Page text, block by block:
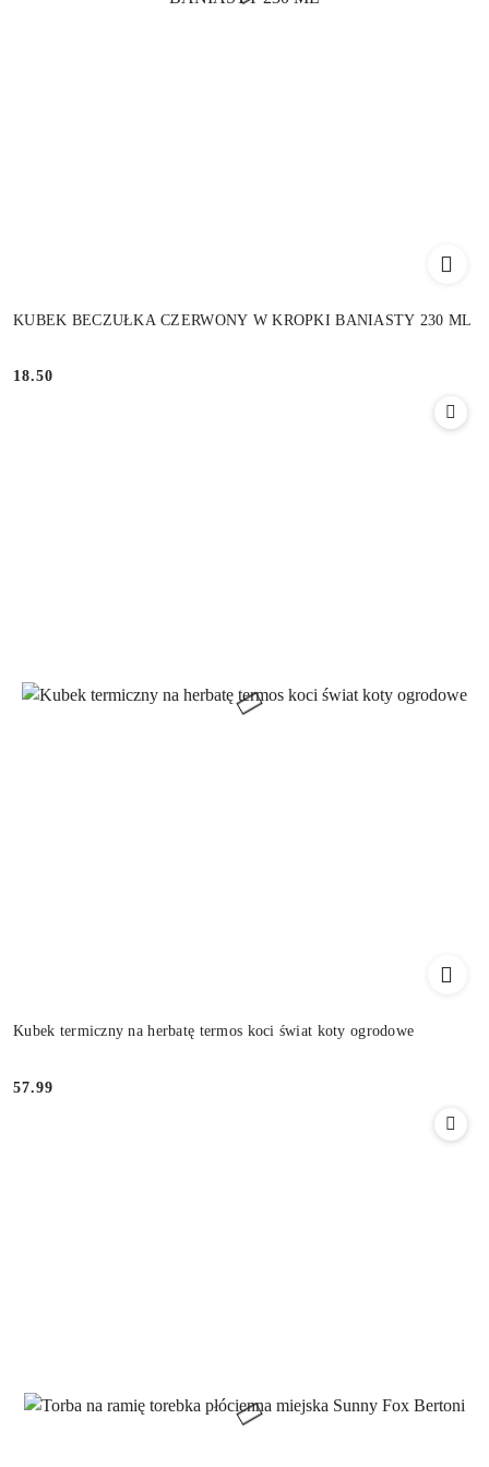
KUBEK BECZUŁKA CZERWONY W KROPKI BANIASTY 230 ML
Cena:
18.50
Kubek termiczny na herbatę termos koci świat koty ogrodowe
Cena:
57.99